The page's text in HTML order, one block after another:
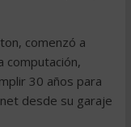
comenzó a
computación,
30 años para
desde su garaje